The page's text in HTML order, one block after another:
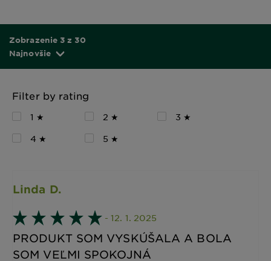
Zobrazenie 3 z 30
Najnovšie
Filter by rating
1 ★ 2 ★
3 ★
4 ★
5 ★
Linda D.
- 12. 1. 2025
PRODUKT SOM VYSKÚŠALA A BOLA
SOM VEĽMI SPOKOJNÁ